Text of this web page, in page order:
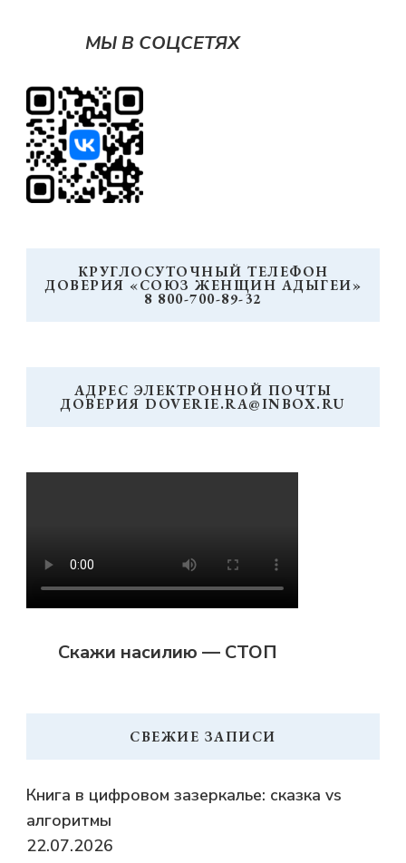
МЫ В СОЦСЕТЯХ
КРУГЛОСУТОЧНЫЙ ТЕЛЕФОН
ДОВЕРИЯ «СОЮЗ ЖЕНЩИН АДЫГЕИ»
8 800-700-89-32
АДРЕС ЭЛЕКТРОННОЙ ПОЧТЫ
ДОВЕРИЯ DOVERIE.RA@INBOX.RU
Скажи насилию — СТОП
СВЕЖИЕ ЗАПИСИ
Книга в цифровом зазеркалье: сказка vs
алгоритмы
22.07.2026